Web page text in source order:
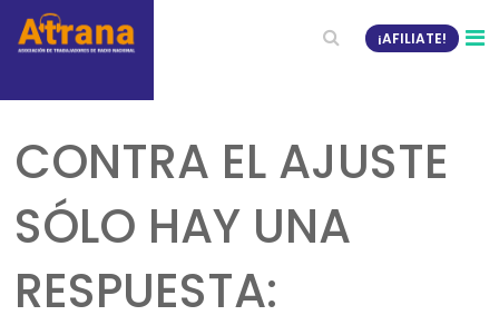
¡AFILIATE!
CONTRA EL AJUSTE
SÓLO HAY UNA
RESPUESTA: